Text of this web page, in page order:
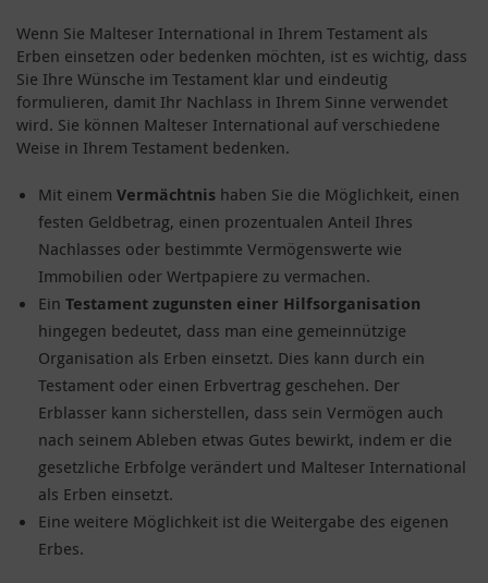
Wenn Sie Malteser International in Ihrem Testament als
Erben einsetzen oder bedenken möchten, ist es wichtig, dass
Sie Ihre Wünsche im Testament klar und eindeutig
formulieren, damit Ihr Nachlass in Ihrem Sinne verwendet
wird. Sie können Malteser International auf verschiedene
Weise in Ihrem Testament bedenken.
Mit einem Vermächtnis haben Sie die Möglichkeit, einen
festen Geldbetrag, einen prozentualen Anteil Ihres
Nachlasses oder bestimmte Vermögenswerte wie
Immobilien oder Wertpapiere zu vermachen.
Ein Testament zugunsten einer Hilfsorganisation
hingegen bedeutet, dass man eine gemeinnützige
Organisation als Erben einsetzt. Dies kann durch ein
Testament oder einen Erbvertrag geschehen. Der
Erblasser kann sicherstellen, dass sein Vermögen auch
nach seinem Ableben etwas Gutes bewirkt, indem er die
gesetzliche Erbfolge verändert und Malteser International
als Erben einsetzt.
Eine weitere Möglichkeit ist die Weitergabe des eigenen
Erbes.